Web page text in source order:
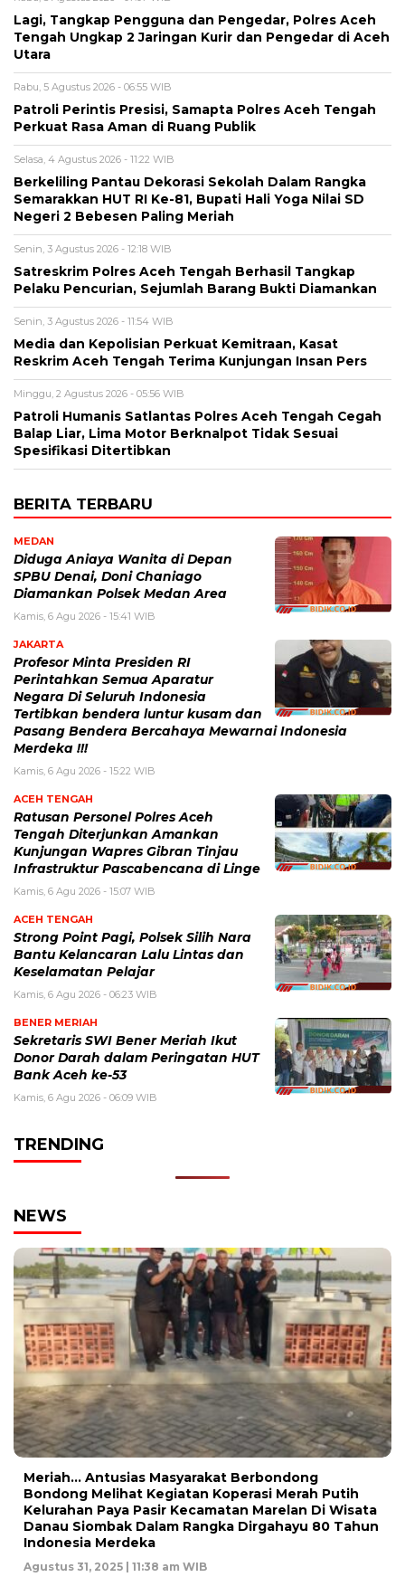
Lagi, Tangkap Pengguna dan Pengedar, Polres Aceh
Tengah Ungkap 2 Jaringan Kurir dan Pengedar di Aceh
Utara
Rabu, 5 Agustus 2026 - 06:55 WIB
Patroli Perintis Presisi, Samapta Polres Aceh Tengah
Perkuat Rasa Aman di Ruang Publik
Selasa, 4 Agustus 2026 - 11:22 WIB
Berkeliling Pantau Dekorasi Sekolah Dalam Rangka
Semarakkan HUT RI Ke-81, Bupati Hali Yoga Nilai SD
Negeri 2 Bebesen Paling Meriah
Senin, 3 Agustus 2026 - 12:18 WIB
Satreskrim Polres Aceh Tengah Berhasil Tangkap
Pelaku Pencurian, Sejumlah Barang Bukti Diamankan
Senin, 3 Agustus 2026 - 11:54 WIB
Media dan Kepolisian Perkuat Kemitraan, Kasat
Reskrim Aceh Tengah Terima Kunjungan Insan Pers
Minggu, 2 Agustus 2026 - 05:56 WIB
Patroli Humanis Satlantas Polres Aceh Tengah Cegah
Balap Liar, Lima Motor Berknalpot Tidak Sesuai
Spesifikasi Ditertibkan
BERITA TERBARU
MEDAN
Diduga Aniaya Wanita di Depan
SPBU Denai, Doni Chaniago
Diamankan Polsek Medan Area
Kamis, 6 Agu 2026 - 15:41 WIB
JAKARTA
Profesor Minta Presiden RI
Perintahkan Semua Aparatur
Negara Di Seluruh Indonesia
Tertibkan bendera luntur kusam dan
Pasang Bendera Bercahaya Mewarnai Indonesia
Merdeka !!!
Kamis, 6 Agu 2026 - 15:22 WIB
ACEH TENGAH
Ratusan Personel Polres Aceh
Tengah Diterjunkan Amankan
Kunjungan Wapres Gibran Tinjau
Infrastruktur Pascabencana di Linge
Kamis, 6 Agu 2026 - 15:07 WIB
ACEH TENGAH
Strong Point Pagi, Polsek Silih Nara
Bantu Kelancaran Lalu Lintas dan
Keselamatan Pelajar
Kamis, 6 Agu 2026 - 06:23 WIB
BENER MERIAH
Sekretaris SWI Bener Meriah Ikut
Donor Darah dalam Peringatan HUT
Bank Aceh ke-53
Kamis, 6 Agu 2026 - 06:09 WIB
TRENDING
NEWS
Meriah… Antusias Masyarakat Berbondong
Bondong Melihat Kegiatan Koperasi Merah Putih
Kelurahan Paya Pasir Kecamatan Marelan Di Wisata
Danau Siombak Dalam Rangka Dirgahayu 80 Tahun
Indonesia Merdeka
Agustus 31, 2025 | 11:38 am WIB